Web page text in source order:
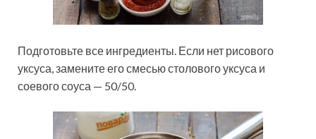
Подготовьте все ингредиенты. Если нет рисового
уксуса, замените его смесью столового уксуса и
соевого соуса — 50/50.